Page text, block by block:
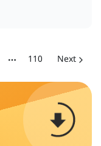
More pages
110 Next